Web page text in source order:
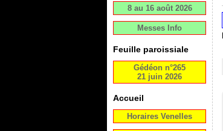
8 au 16 août 2026
Messes Info
Feuille paroissiale
Gédéon n°265
21 juin 2026
Accueil
Horaires Venelles